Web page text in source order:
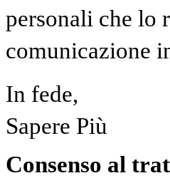
personali che lo
comunicazione
In fede,
Sapere Più
Consenso al